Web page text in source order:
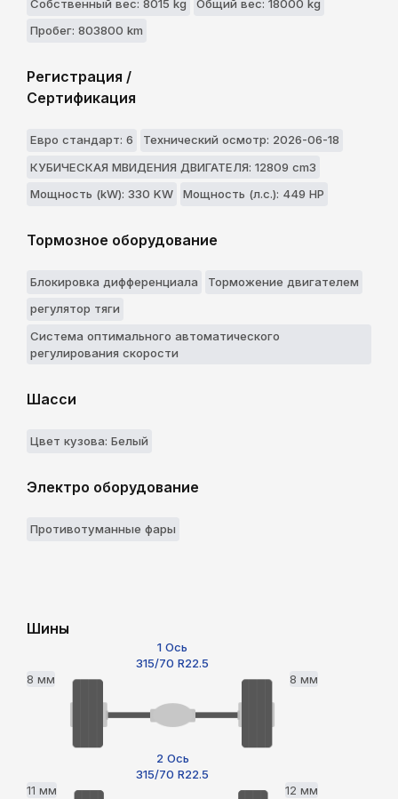
Собственный вес: 8015 kg
Общий вес: 18000 kg
Пробег: 803800 km
Регистрация /
Сертификация
Евро стандарт: 6
Технический осмотр: 2026-06-18
КУБИЧЕСКАЯ МВИДЕНИЯ ДВИГАТЕЛЯ: 12809 cm3
Мощность (kW): 330 KW
Мощность (л.с.): 449 HP
Тормозное оборудование
Блокировка дифференциала
Торможение двигателем
регулятор тяги
Система оптимального автоматического
регулирования скорости
Шасси
Цвет кузова: Белый
Электро оборудование
Противотуманные фары
Шины
1 Ось
315/70 R22.5
8 мм
8 мм
2 Ось
315/70 R22.5
11 мм
12 мм